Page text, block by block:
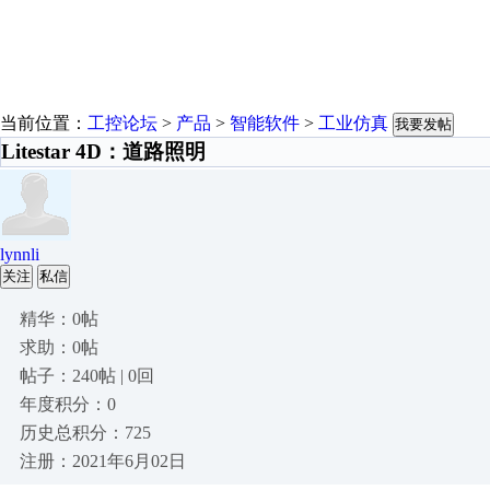
当前位置： 工控论坛 > 产品 > 智能软件 > 工业仿真 我要发帖
Litestar 4D：道路照明
lynnli
关注 私信
精华：0帖
求助：0帖
帖子：240帖 | 0回
年度积分：0
历史总积分：725
注册：2021年6月02日